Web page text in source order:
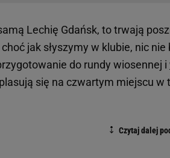
Lechię Gdańsk, to trwają
jak słyszymy w klubie, nic
do rundy wiosennej i
się na czwartym miejscu